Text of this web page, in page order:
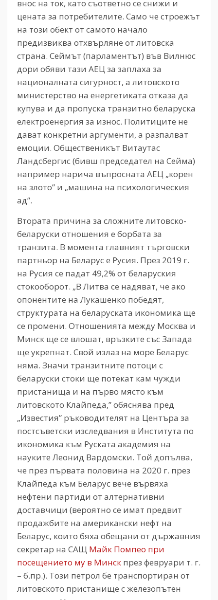
внос на ток, като съответно се снижи и
цената за потребителите. Само че строежът
на този обект от самото начало
предизвиква отхвърляне от литовска
страна. Сеймът (парламентът) във Вилнюс
дори обяви тази АЕЦ за заплаха за
националната сигурност, а литовското
министерство на енергетиката отказа да
купува и да пропуска транзитно беларуска
електроенергия за износ. Политиците не
дават конкретни аргументи, а разпалват
емоции. Общественикът Витаутас
Ландсбергис (бивш председател на Сейма)
например нарича въпросната АЕЦ „корен
на злото” и „машина на психологическия
ад”.
Втората причина за сложните литовско-
беларуски отношения е борбата за
транзита. В момента главният търговски
партньор на Беларус е Русия. През 2019 г.
на Русия се падат 49,2% от беларуския
стокооборот. „В Литва се надяват, че ако
опонентите на Лукашенко победят,
структурата на беларуската икономика ще
се промени. Отношенията между Москва и
Минск ще се влошат, връзките със Запада
ще укрепнат. Свой излаз на море Беларус
няма. Значи транзитните потоци с
беларуски стоки ще потекат кам чужди
пристанища и на първо място към
литовското Клайпеда,” обяснява пред
„Известия” ръководителят на Центъра за
постсъветски изследвания в Института по
икономика към Руската академия на
науките Леонид Вардомски. Той допълва,
че през първата половина на 2020 г. през
Клайпеда към Беларус вече вървяха
нефтени партиди от алтернативни
доставчици (вероятно се имат предвит
продажбите на американски нефт на
Беларус, които бяха обещани от държавния
секретар на САЩ Майк Помпео при
посещението му в Минск през февруари т. г.
– б.пр.). Този петрол бе транспортиран от
литовското пристанище с железопътен